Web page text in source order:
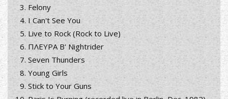
Felony
I Can't See You
Live to Rock (Rock to Live)
ΠΛΕΥΡΑ Β' Nightrider
Seven Thunders
Young Girls
Stick to Your Guns